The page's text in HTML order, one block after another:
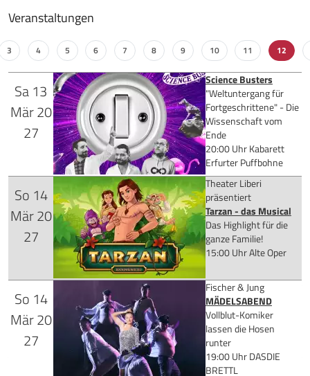
Veranstaltungen
3 4 5 6 7 8 9 10 11 12
Sa13
Mär20
27
Science Busters
"Weltuntergang für
Fortgeschrittene" - Die
Wissenschaft vom
Ende
20:00 Uhr Kabarett
Erfurter Puffbohne
für 35,75 €
Mehr Infos
Tickets kaufen
So 14
Mär20
27
Theater Liberi
präsentiert
Tarzan - das Musical
Das Highlight für die
ganze Familie!
15:00 UhrAlte Oper
ab 24,00 €
Mehr Infos
So 14
Mär20
27
Fischer & Jung
MÄDELSABEND
Vollblut-Komiker
lassen die Hosen
runter
19:00 Uhr DASDIE
BRETTL